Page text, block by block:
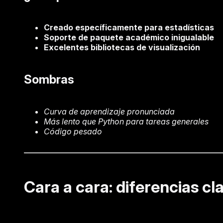
Creado específicamente para estadísticas
Soporte de paquete académico inigualable
Excelentes bibliotecas de visualización
Sombras
Curva de aprendizaje pronunciada
Más lento que Python para tareas generales
Código pesado
Cara a cara: diferencias